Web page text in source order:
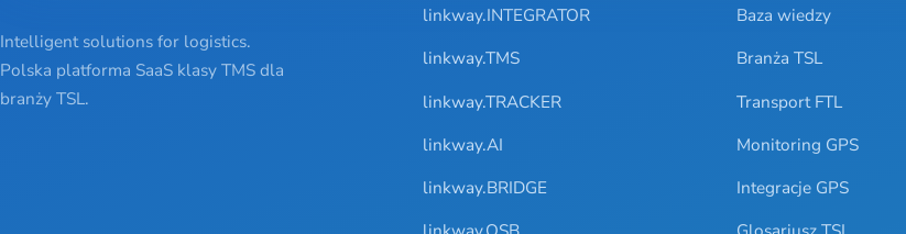
Intelligent solutions for logistics.
Polska platforma SaaS klasy TMS dla
branży TSL.
linkway.INTEGRATOR
linkway.TMS
linkway.TRACKER
linkway.AI
linkway.BRIDGE
Baza wiedzy
Branża TSL
Transport FTL
Monitoring GPS
Integracje GPS